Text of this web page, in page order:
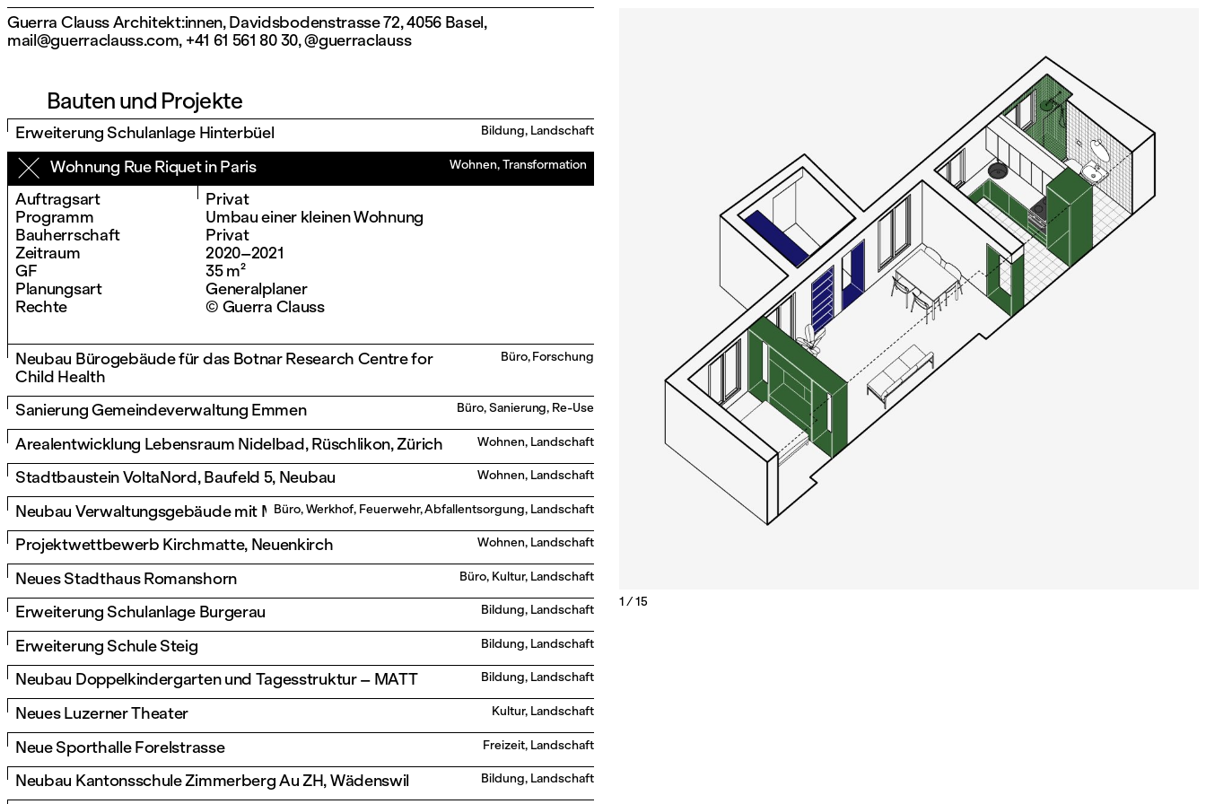
Guerra Clauss Architekt:innen, Davidsbodenstrasse 72, 4056 Basel,
mail@guerraclauss.com, +41 61 561 80 30,@guerraclauss
Bauten und Projekte
Erweiterung Schulanlage Hinterbüel Bildung, Landschaft
Wohnung Rue Riquet in Paris Wohnen, Transformation
Auftragsart
Privat
Programm
Umbau einer kleinen Wohnung
Bauherrschaft
Privat
Zeitraum
2020–2021
GF
35 m²
Planungsart
Generalplaner
Rechte
© Guerra Clauss
Neubau Bürogebäude für das Botnar Research Centre for
Child Health
Büro, Forschung
Sanierung Gemeindeverwaltung Emmen Büro, Sanierung, Re-Use
Arealentwicklung Lebensraum Nidelbad, Rüschlikon, Zürich Wohnen, Landschaft
Stadtbaustein VoltaNord, Baufeld 5, Neubau Wohnen, Landschaft
Neubau Verwaltungsgebäude mit Mehrfachnutzung HöriBüro, Werkhof, Feuerwehr, Abfallentsorgung, Landschaft
Projektwettbewerb Kirchmatte, Neuenkirch Wohnen, Landschaft
Neues Stadthaus Romanshorn Büro, Kultur, Landschaft
Erweiterung Schulanlage Burgerau Bildung, Landschaft
Erweiterung Schule Steig Bildung, Landschaft
Neubau Doppelkindergarten und Tagesstruktur – MATT Bildung, Landschaft
Neues Luzerner Theater Kultur, Landschaft
Neue Sporthalle Forelstrasse Freizeit, Landschaft
Neubau Kantonsschule Zimmerberg Au ZH, Wädenswil Bildung, Landschaft
1 / 15